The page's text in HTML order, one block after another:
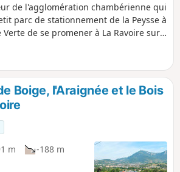
de l'agglomération chambérienne qui
parc de stationnement de la Peysse à
de se promener à La Ravoire sur
en contre-bas. Parfait pour une
le dimanche. :!: 21/02/2025 :
entre (5) et (7) .
Boige, l'Araignée et le Bois
m
-188 m